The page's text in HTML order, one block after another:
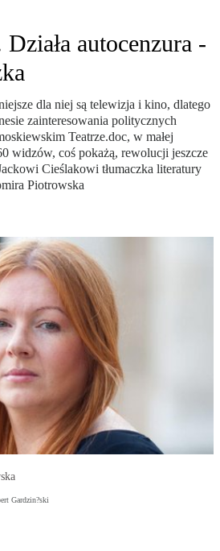
autocenzura -
dla niej są telewizja i kino, dlatego
zainteresowania politycznych
Teatrze.doc, w małej
widzów, coś pokażą, rewolucji jeszcze
Cieślakowi tłumaczka literatury
Piotrowska
Gardzin?ski